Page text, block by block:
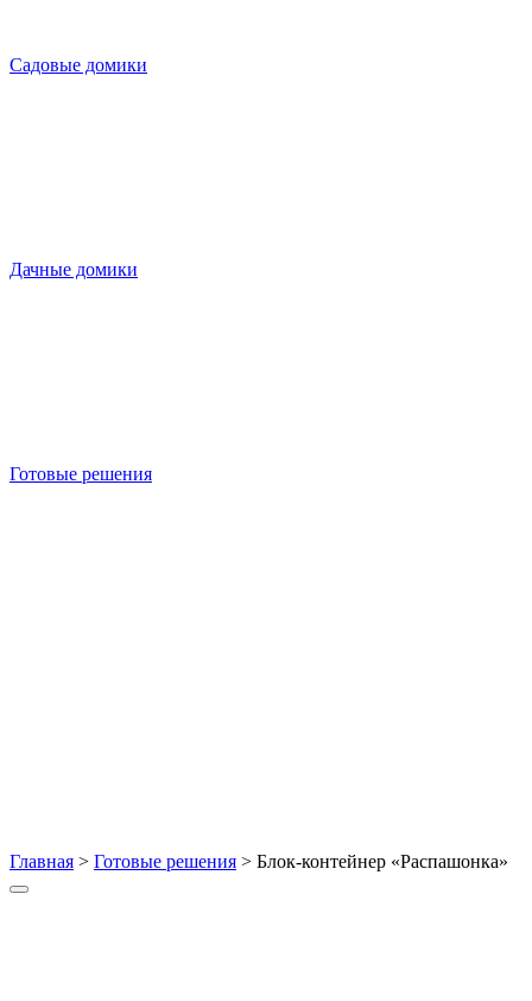
Садовые домики
Дачные домики
Готовые решения
Главная > Готовые решения > Блок-контейнер «Распашонка»